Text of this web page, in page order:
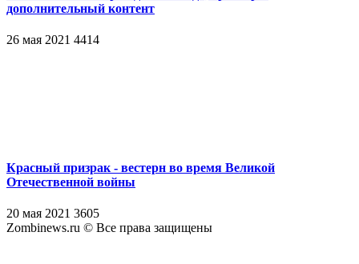
дополнительный контент
26 мая 2021 4414
Красный призрак - вестерн во время Великой
Отечественной войны
20 мая 2021 3605
Zombinews.ru © Все права защищены